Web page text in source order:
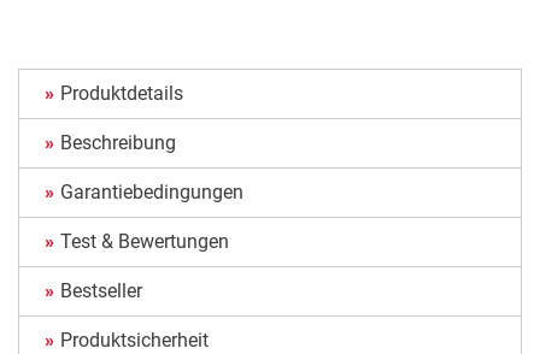
Produktdetails
Beschreibung
Garantiebedingungen
Test & Bewertungen
Bestseller
Produktsicherheit